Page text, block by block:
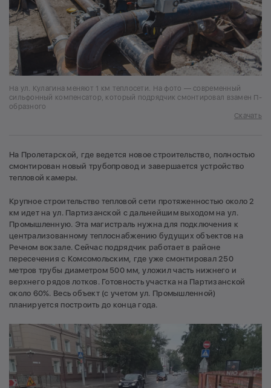
На ул. Кулагина меняют 1 км теплосети. На фото — современный
сильфонный компенсатор, который подрядчик смонтировал взамен П-
образного
Скачать
На Пролетарской, где ведется новое строительство, полностью
смонтирован новый трубопровод и завершается устройство
тепловой камеры.
Крупное строительство тепловой сети протяженностью около 2
км идет на ул. Партизанской с дальнейшим выходом на ул.
Промышленную. Эта магистраль нужна для подключения к
централизованному теплоснабжению будущих объектов на
Речном вокзале. Сейчас подрядчик работает в районе
пересечения с Комсомольским, где уже смонтировал 250
метров трубы диаметром 500 мм, уложил часть нижнего и
верхнего рядов лотков. Готовность участка на Партизанской
около 60%. Весь объект (с учетом ул. Промышленной)
планируется построить до конца года.